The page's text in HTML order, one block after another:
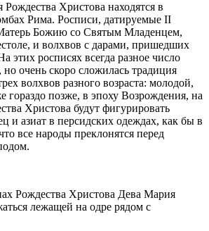
Христова находятся в
Рима. Росписи, датируемые II
Божию со Святым Младенцем,
и волхвов с дарами, пришедших
этих росписях всегда разное число
очень скоро сложилась традиция
волхвов разного возраста: молодой,
гораздо позже, в эпоху Возрождения, на
Христова будут фигурировать
и азиат в персидских одеждах, как бы в
все народы преклонятся перед
Рождества Христова Дева Мария
лежащей на одре рядом с